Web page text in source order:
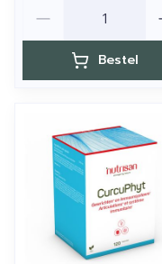
Bestel